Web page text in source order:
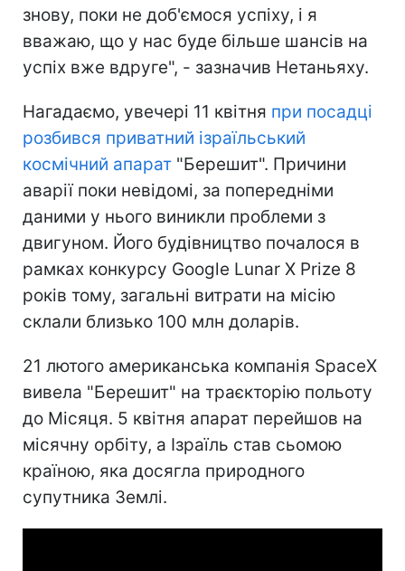
знову, поки не доб'ємося успіху, і я
вважаю, що у нас буде більше шансів на
успіх вже вдруге", - зазначив Нетаньяху.
Нагадаємо, увечері 11 квітня при посадці
розбився приватний ізраїльський
космічний апарат "Берешит". Причини
аварії поки невідомі, за попередніми
даними у нього виникли проблеми з
двигуном. Його будівництво почалося в
рамках конкурсу Google Lunar X Prize 8
років тому, загальні витрати на місію
склали близько 100 млн доларів.
21 лютого американська компанія SpaceX
вивела "Берешит" на траєкторію польоту
до Місяця. 5 квітня апарат перейшов на
місячну орбіту, а Ізраїль став сьомою
країною, яка досягла природного
супутника Землі.